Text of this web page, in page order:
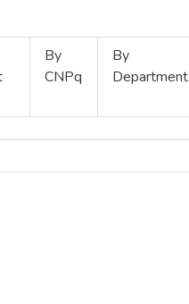
By
CNPq
By
Department